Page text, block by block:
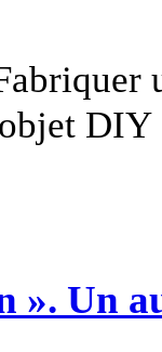
». Un